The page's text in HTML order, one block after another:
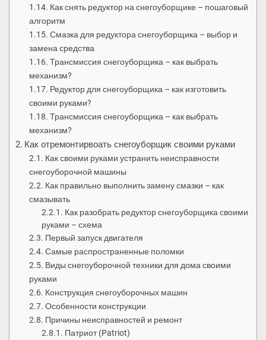
Как снять редуктор на снегоуборщике – пошаговый
алгоритм
Смазка для редуктора снегоуборщика – выбор и
замена средства
Трансмиссия снегоуборщика – как выбрать
механизм?
Редуктор для снегоуборщика – как изготовить
своими руками?
Трансмиссия снегоуборщика – как выбрать
механизм?
Как отремонтирвоать снегоуборщик своими руками
Как своими руками устранить неисправности
снегоуборочной машины
Как правильно выполнить замену смазки – как
смазывать
Как разобрать редуктор снегоуборщика своими
руками – схема
Первый запуск двигателя
Самые распространенные поломки
Виды снегоуборочной техники для дома своими
руками
Конструкция снегоуборочных машин
Особенности конструкции
Причины неисправностей и ремонт
Патриот (Patriot)